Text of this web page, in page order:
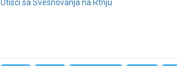
Utisci sa Svesnovanja na Rtnju